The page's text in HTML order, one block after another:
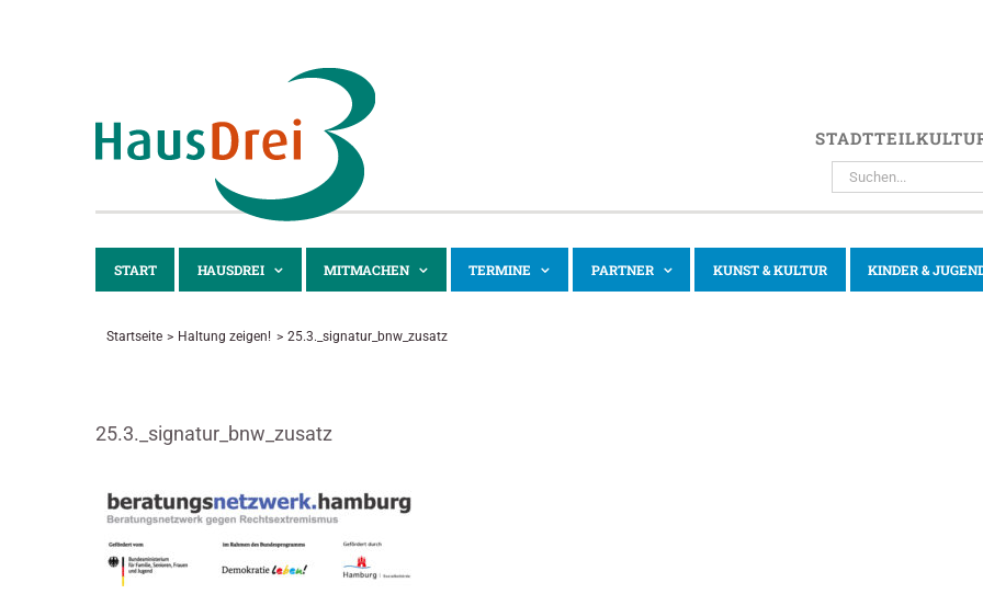
SUCHE
NACH:
START HAUSDREI MITMACHEN TERMINE PARTNER KUNST & KULTUR KINDER &
Startseite Haltung zeigen! 25.3._signatur_bnw_zusatz
25.3._signatur_bnw_zusatz